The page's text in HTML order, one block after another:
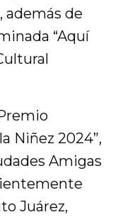
además de
“Aquí
Niñez 2024”,
Amigas
Juárez,